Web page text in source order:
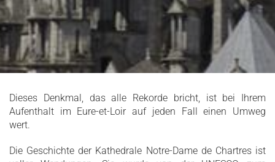
Dieses Denkmal, das alle Rekorde bricht, ist bei Ihrem
Aufenthalt im Eure-et-Loir auf jeden Fall einen Umweg
wert.
Die Geschichte der Kathedrale Notre-Dame de Chartres ist